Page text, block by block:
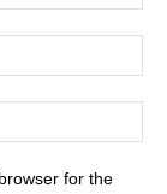
for the